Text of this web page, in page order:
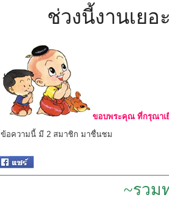
ช่วงนี้งานเย
ขอบพระคุณ ที่กรุณาเ
ข้อความนี้ มี 2 สมาชิก มาชื่นชม
~รวม